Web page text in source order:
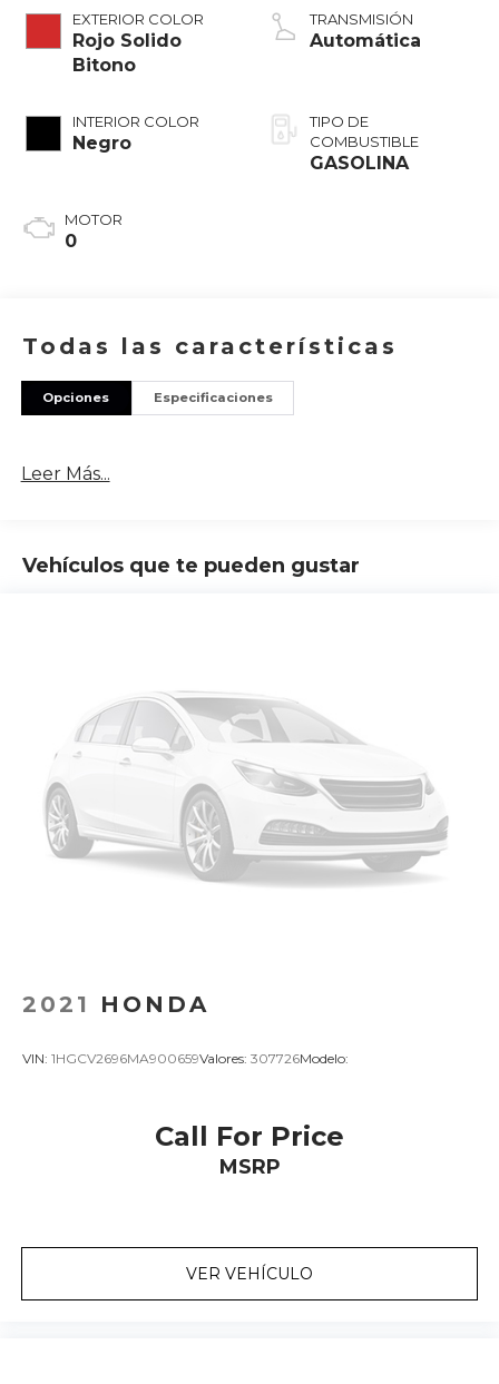
EXTERIOR COLOR
Rojo Solido
Bitono
INTERIOR COLOR
Negro
MOTOR
0
TRANSMISIÓN
Automática
TIPO DE
COMBUSTIBLE
GASOLINA
Todas las características
Opciones Especificaciones
Leer Más...
Vehículos que te pueden gustar
2021 HONDA
VIN: 1HGCV2696MA900659Valores: 307726Modelo:
Call For Price
MSRP
VER VEHÍCULO